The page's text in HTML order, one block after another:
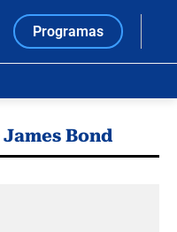
Programas
James Bond